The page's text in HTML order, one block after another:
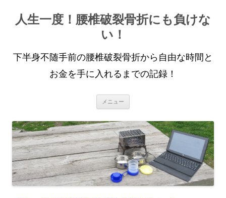
人生一度！腰椎破裂骨折にも負けな
い！
下半身不随手前の腰椎破裂骨折から自由な時間と
お金を手に入れるまでの記録！
メニュー
ン
ツ
へ
ス
キ
ッ
プ